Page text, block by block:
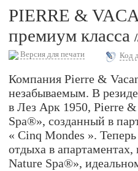
PIERRE &
премиум класса
Версия для печати Код
Компания Pierre &
незабываемым. В
в Лез Арк 1950, Pierre
Spa®», созданный в
« Cinq Mondes ».
отдыха в
Nature Spa®»,